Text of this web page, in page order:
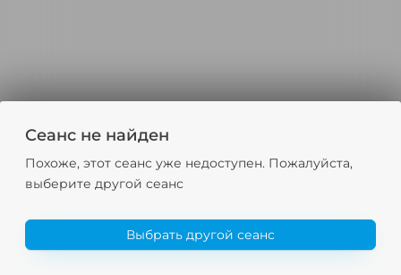
Сеанс не найден
Похоже, этот сеанс уже недоступен. Пожалуйста,
выберите другой сеанс
Выбрать другой сеанс